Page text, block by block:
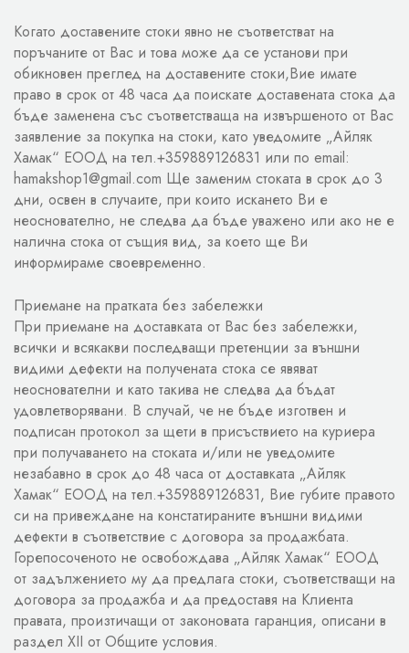
Когато доставените стоки явно не съответстват на
поръчаните от Вас и това може да се установи при
обикновен преглед на доставените стоки,Вие имате
право в срок от 48 часа да поискате доставената стока да
бъде заменена със съответстваща на извършеното от Вас
заявление за покупка на стоки, като уведомите „Айляк
Хамак“ ЕООД на тел.+359889126831 или по email:
hamakshop1@gmail.com Ще заменим стоката в срок до 3
дни, освен в случаите, при които искането Ви е
неоснователно, не следва да бъде уважено или ако не е
налична стока от същия вид, за което ще Ви
информираме своевременно.
Приемане на пратката без забележки
При приемане на доставката от Вас без забележки,
всички и всякакви последващи претенции за външни
видими дефекти на получената стока се явяват
неоснователни и като такива не следва да бъдат
удовлетворявани. В случай, че не бъде изготвен и
подписан протокол за щети в присъствието на куриера
при получаването на стоката и/или не уведомите
незабавно в срок до 48 часа от доставката „Айляк
Хамак“ ЕООД на тел.+359889126831, Вие губите правото
си на привеждане на констатираните външни видими
дефекти в съответствие с договора за продажбата.
Горепосоченото не освобождава „Айляк Хамак“ ЕООД
от задължението му да предлага стоки, съответстващи на
договора за продажба и да предоставя на Клиента
правата, произтичащи от законовата гаранция, описани в
раздел XII от Общите условия.